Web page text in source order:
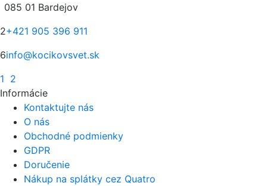
085 01 Bardejov
2+421 905 396 911
6info@kocikovsvet.sk
1 2
Informácie
Kontaktujte nás
O nás
Obchodné podmienky
GDPR
Doručenie
Nákup na splátky cez Quatro